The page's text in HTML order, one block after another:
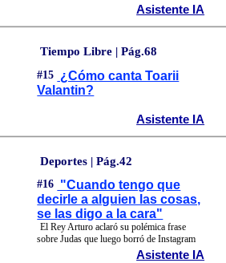
Asistente IA
Tiempo Libre | Pág.68
#15 ¿Cómo canta Toarii
Valantin?
Asistente IA
Deportes | Pág.42
#16 "Cuando tengo que
decirle a alguien las cosas,
se las digo a la cara"
El Rey Arturo aclaró su polémica frase
sobre Judas que luego borró de Instagram
Asistente IA